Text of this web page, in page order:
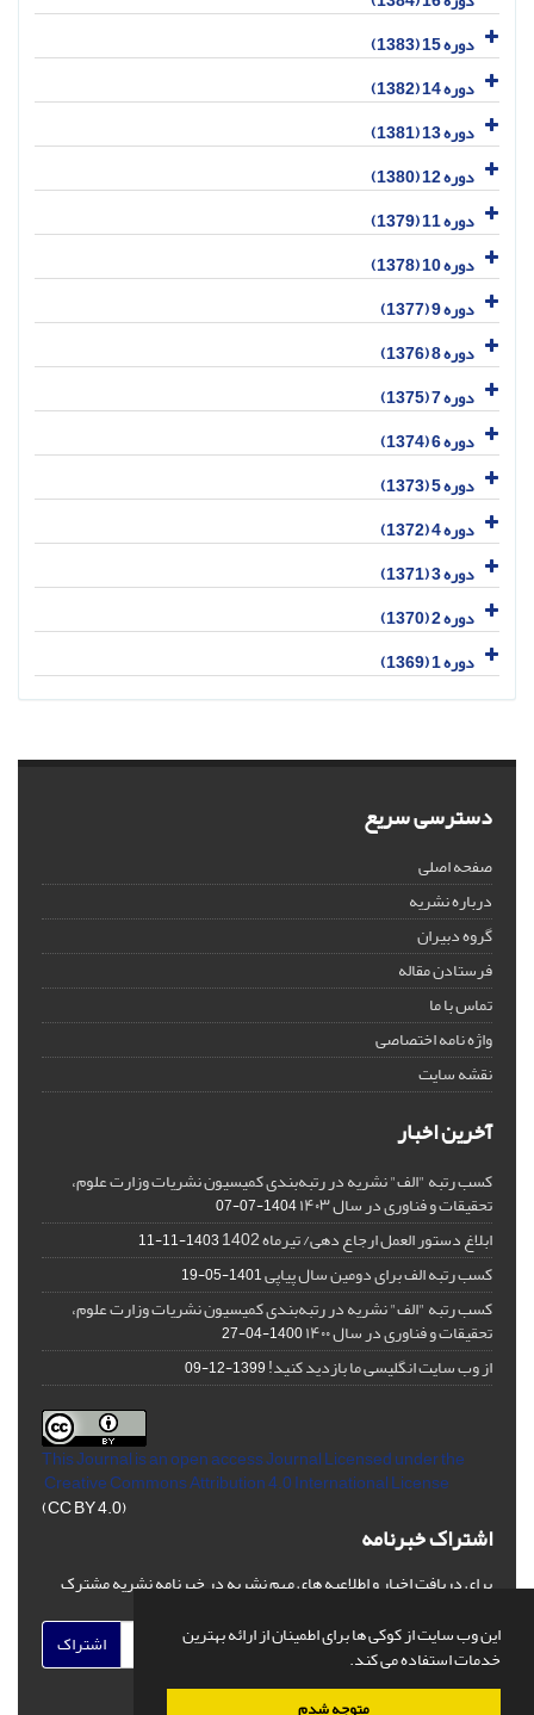
این وب سایت از کوکی ها برای اطمینان از ارائه بهترین
خدمات استفاده می کند.
متوجه شدم
دوره 15 (1383)
دوره 14 (1382)
دوره 13 (1381)
دوره 12 (1380)
دوره 11 (1379)
دوره 10 (1378)
دوره 9 (1377)
دوره 8 (1376)
دوره 7 (1375)
دوره 6 (1374)
دوره 5 (1373)
دوره 4 (1372)
دوره 3 (1371)
دوره 2 (1370)
دوره 1 (1369)
دسترسی سریع
صفحه اصلی
درباره نشریه
گروه دبیران
فرستادن مقاله
تماس با ما
واژه نامه اختصاصی
نقشه سایت
آخرین اخبار
کسب رتبه "الف" نشریه در رتبه‌بندی کمیسیون نشریات وزارت علوم،
تحقیقات و فناوری در سال ۱۴۰۳ 1404-07-07
ابلاغ دستور العمل ارجاع دهی/ تیرماه 1402 1403-11-11
کسب رتبه الف برای دومین سال پیاپی1401-05-19
کسب رتبه "الف" نشریه در رتبه‌بندی کمیسیون نشریات وزارت علوم،
تحقیقات و فناوری در سال ۱۴۰۰ 1400-04-27
از وب سایت انگلیسی ما بازدید کنید!1399-12-09
This Journal is an open access Journal Licensedunder the
Creative Commons Attribution 4.0 International License
(CC BY 4.0)
اشتراک خبرنامه
برای دریافت اخبار و اطلاعیه های مهم نشریه در خبرنامه نشریه مشترک
اشتراک